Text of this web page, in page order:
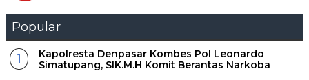
Popular
Kapolresta Denpasar Kombes Pol Leonardo
Simatupang, SIK.M.H Komit Berantas Narkoba